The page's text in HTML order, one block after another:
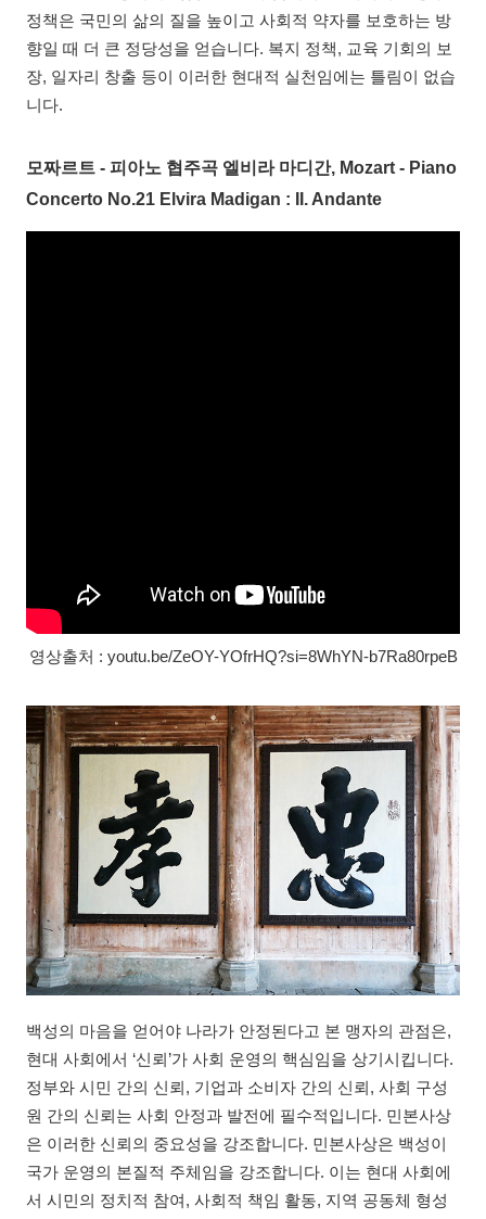
정책은 국민의 삶의 질을 높이고 사회적 약자를 보호하는 방
향일 때 더 큰 정당성을 얻습니다. 복지 정책, 교육 기회의 보
장, 일자리 창출 등이 이러한 현대적 실천임에는 틀림이 없습
니다.
모짜르트 - 피아노 협주곡 엘비라 마디간, Mozart - Piano
Concerto No.21 Elvira Madigan : II. Andante
영상출처 : youtu.be/ZeOY-YOfrHQ?si=8WhYN-b7Ra80rpeB
백성의 마음을 얻어야 나라가 안정된다고 본 맹자의 관점은,
현대 사회에서 ‘신뢰’가 사회 운영의 핵심임을 상기시킵니다.
정부와 시민 간의 신뢰, 기업과 소비자 간의 신뢰, 사회 구성
원 간의 신뢰는 사회 안정과 발전에 필수적입니다. 민본사상
은 이러한 신뢰의 중요성을 강조합니다. 민본사상은 백성이
국가 운영의 본질적 주체임을 강조합니다. 이는 현대 사회에
서 시민의 정치적 참여, 사회적 책임 활동, 지역 공동체 형성